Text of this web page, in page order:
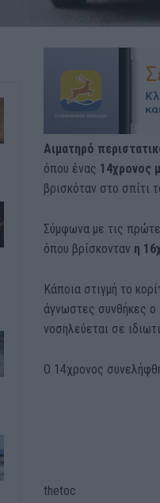
Αιματηρό
όπου ένας 14χρονος
βρισκόταν στο σπίτι
Σύμφωνα με τις
όπου βρίσκονταν η
Κάποια στιγμή το
άγνωστες συνθήκες ο
νοσηλεύεται σε
Ο 14χρονος
thetoc